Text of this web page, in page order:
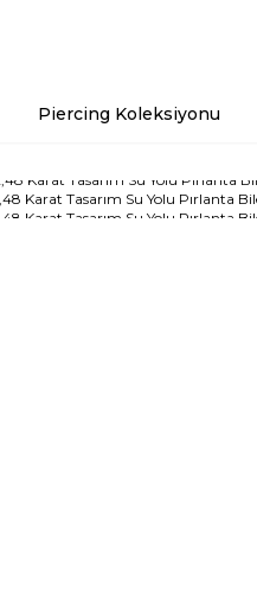
Piercing Koleksiyonu